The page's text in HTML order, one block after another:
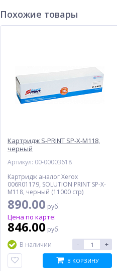
Похожие товары
Картридж S-PRINT SP-X-M118,
черный
Артикул: 00-00003618
Картридж аналог Xerox
006R01179, SOLUTION PRINT SP-X-
M118, черный (11000 стр)
890.00 руб.
Цена по карте:
846.00 руб.
В наличии
- +
В КОРЗИНУ